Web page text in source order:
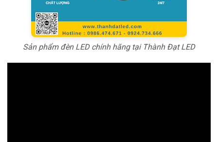
Sản phẩm đèn LED chính hãng tại Thành Đạt LED